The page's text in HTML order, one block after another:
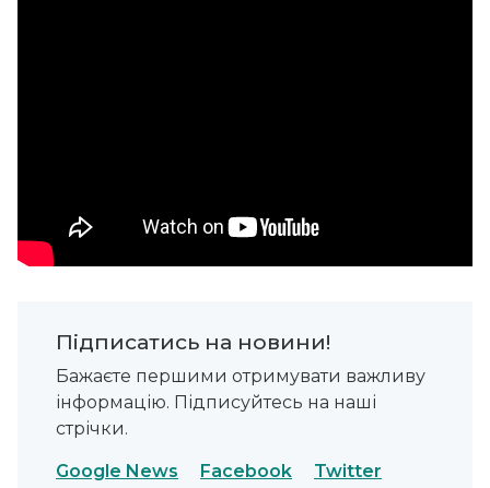
Підписатись на новини!
Бажаєте першими отримувати важливу
інформацію. Підписуйтесь на наші
стрічки.
Google News Facebook Twitter